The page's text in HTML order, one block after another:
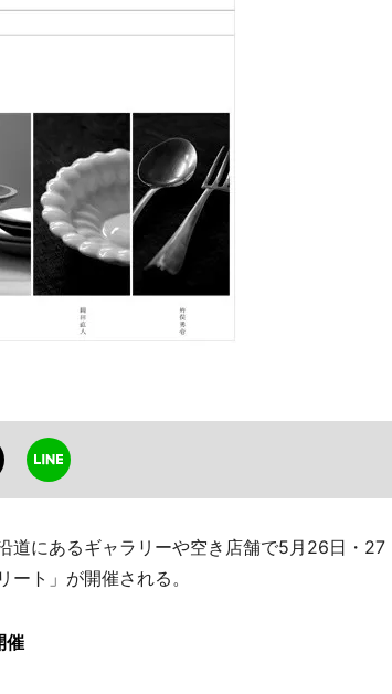
にあるギャラリーや空き店舗で5月26日・27
ト」が開催される。
催